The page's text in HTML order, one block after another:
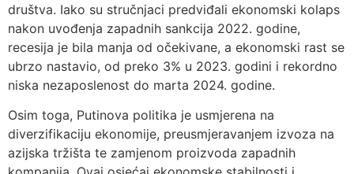
društva. Iako su stručnjaci predviđali ekonomski kolaps
nakon uvođenja zapadnih sankcija 2022. godine,
recesija je bila manja od očekivane, a ekonomski rast se
ubrzo nastavio, od preko 3% u 2023. godini i rekordno
niska nezaposlenost do marta 2024. godine.
Osim toga, Putinova politika je usmjerena na
diverzifikaciju ekonomije, preusmjeravanjem izvoza na
azijska tržišta te zamjenom proizvoda zapadnih